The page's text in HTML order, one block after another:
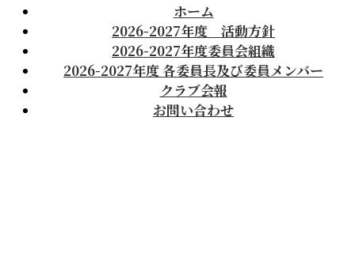
ホーム
2026-2027年度 活動方針
2026-2027年度委員会組織
2026-2027年度 各委員長及び委員メンバー
クラブ会報
お問い合わせ